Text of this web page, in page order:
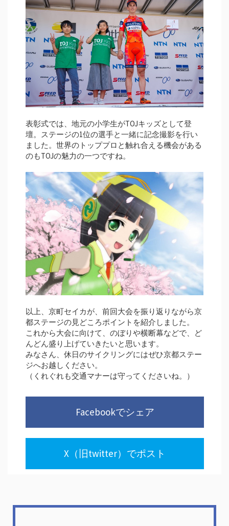
表彰式では、地元の小学生がTOJキッズとして登
壇。ステージの1位の選手と一緒に記念撮影を行い
ました。世界のトッププロと触れ合える機会がある
のもTOJの魅力の一つですね。
以上、京町セイカが、前回大会を振り返りながら京
都ステージの見どころポイントを紹介しました。
これから大会に向けて、のぼりや横断幕などで、ど
んどん盛り上げていきたいと思います。
みなさん、休日のサイクリングにはぜひ京都ステー
ジへお越しください。
（くれぐれも交通マナーは守ってくださいね。）
Facebookでシェア
X（旧twitter）でポスト